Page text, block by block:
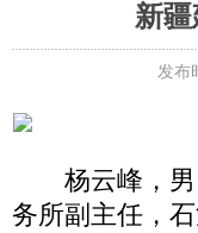
新
发布
杨云峰，男
务所副主任，